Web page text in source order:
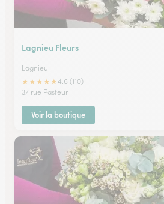
Lagnieu Fleurs
Lagnieu
★★★★★4.6 (110)
37 rue Pasteur
Voir la boutique